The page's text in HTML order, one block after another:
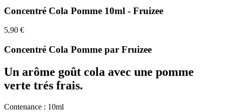
Concentré Cola Pomme 10ml - Fruizee
5,90 €
Concentré Cola Pomme par Fruizee
Un arôme goût cola avec une pomme
verte trés frais.
Contenance : 10ml